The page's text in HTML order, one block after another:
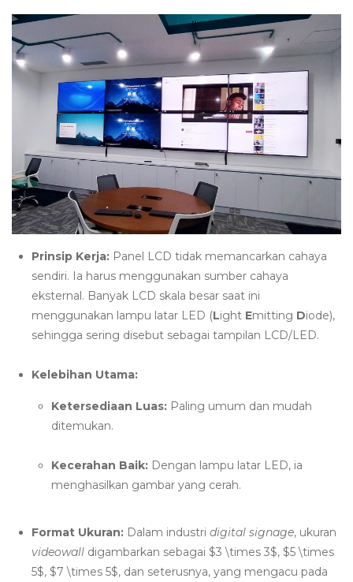
Prinsip Kerja: Panel LCD tidak memancarkan cahaya
sendiri. Ia harus menggunakan sumber cahaya
eksternal. Banyak LCD skala besar saat ini
menggunakan lampu latar LED (Light Emitting Diode),
sehingga sering disebut sebagai tampilan LCD/LED.
Kelebihan Utama:
Ketersediaan Luas: Paling umum dan mudah
ditemukan.
Kecerahan Baik: Dengan lampu latar LED, ia
menghasilkan gambar yang cerah.
Format Ukuran: Dalam industri digital signage, ukuran
videowall digambarkan sebagai $3 \times 3$, $5 \times
5$, $7 \times 5$, dan seterusnya, yang mengacu pada